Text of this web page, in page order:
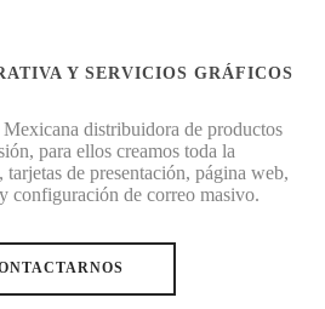
Y SERVICIOS GRÁFICOS
Mexicana distribuidora de productos
para ellos creamos toda la
de presentación, página web,
configuración de correo masivo.